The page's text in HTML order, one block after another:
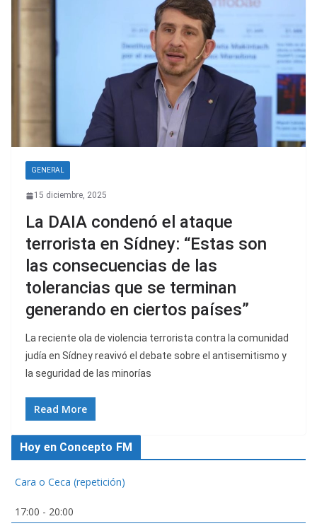
GENERAL
15 diciembre, 2025
La DAIA condenó el ataque
terrorista en Sídney: “Estas son
las consecuencias de las
tolerancias que se terminan
generando en ciertos países”
La reciente ola de violencia terrorista contra la comunidad
judía en Sídney reavivó el debate sobre el antisemitismo y
la seguridad de las minorías
Read More
Hoy en Concepto FM
Cara o Ceca (repetición)
17:00 - 20:00